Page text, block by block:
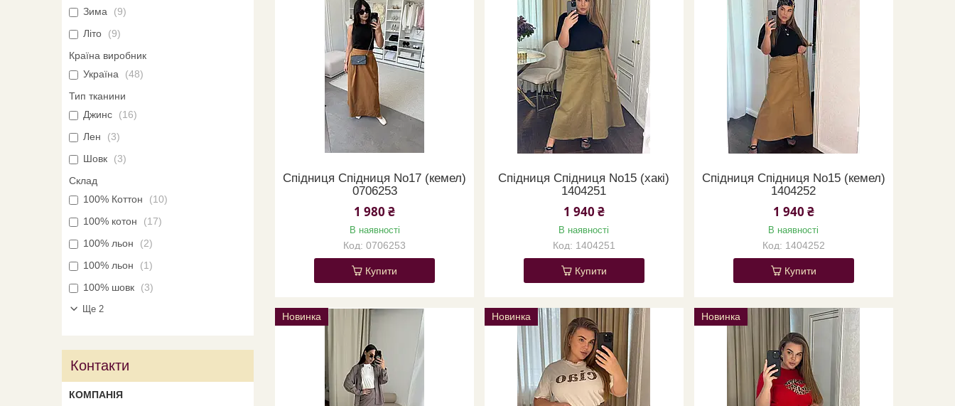
Спідниця Спідниця No17 (кемел)
0706253
1 980 ₴
В наявності
0706253
Купити
Спідниця Спідниця No15 (хакі)
1404251
1 940 ₴
В наявності
1404251
Купити
Спідниця Спідниця No15 (кемел)
1404252
1 940 ₴
В наявності
1404252
Купити
Новинка Новинка Новинка
Зима
9
Літо
9
Країна виробник
Україна
48
Тип тканини
Джинс
16
Лен
3
Шовк
3
Склад
100% Коттон
10
100% котон
17
100% льон
2
100% льон
1
100% шовк
3
Ще 2
Контакти